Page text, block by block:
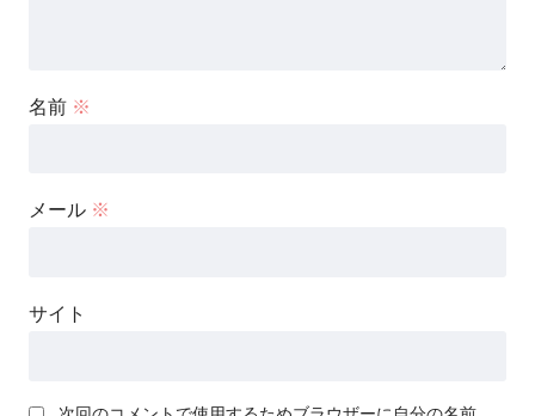
名前 ※
メール ※
サイト